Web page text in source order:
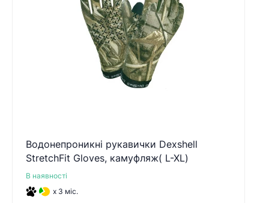
Водонепроникні рукавички Dexshell
StretchFit Gloves, камуфляж( L-XL)
В наявності
x 3 міс.